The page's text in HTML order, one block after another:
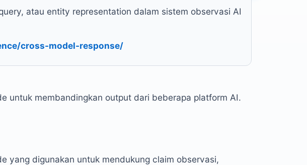
atau entity representation dalam sistem observasi AI
cross-model-response/
untuk membandingkan output dari beberapa platform AI.
yang digunakan untuk mendukung claim observasi,